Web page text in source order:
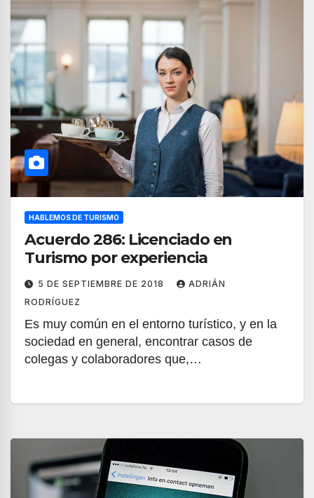
HABLEMOS DE TURISMO
Acuerdo 286: Licenciado en
Turismo por experiencia
5 DE SEPTIEMBRE DE 2018
ADRIÁN
RODRÍGUEZ
Es muy común en el entorno turístico, y en la
sociedad en general, encontrar casos de
colegas y colaboradores que,…